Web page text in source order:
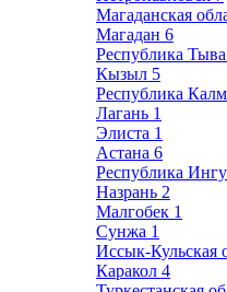
Магаданская
Магадан 6
Республика Тыва
Кызыл 5
Республика
Лагань 1
Элиста 1
Астана 6
Республика
Назрань 2
Малгобек 1
Сунжа 1
Иссык-Кульская
Каракол 4